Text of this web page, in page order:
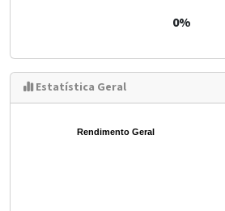
0%
Estatística Geral
Rendimento Geral